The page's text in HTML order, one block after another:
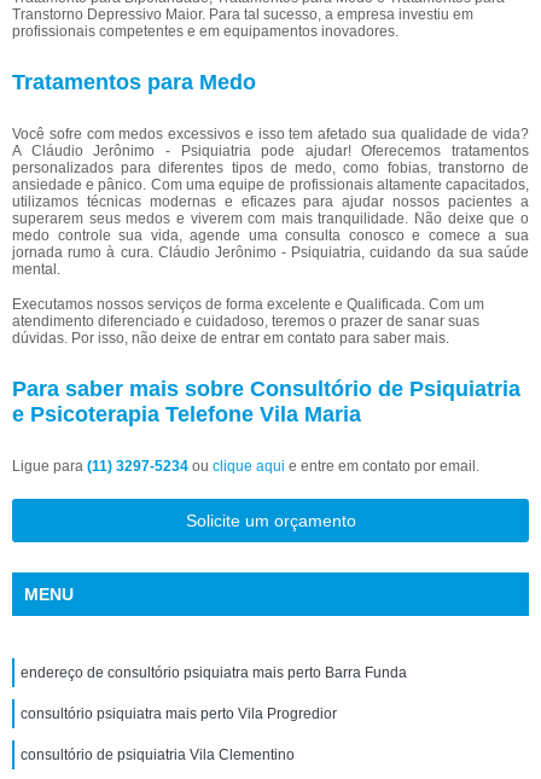
Transtorno Depressivo Maior. Para tal sucesso, a empresa investiu em
profissionais competentes e em equipamentos inovadores.
Tratamentos para Medo
Você sofre com medos excessivos e isso tem afetado sua qualidade de vida?
A Cláudio Jerônimo - Psiquiatria pode ajudar! Oferecemos tratamentos
personalizados para diferentes tipos de medo, como fobias, transtorno de
ansiedade e pânico. Com uma equipe de profissionais altamente capacitados,
utilizamos técnicas modernas e eficazes para ajudar nossos pacientes a
superarem seus medos e viverem com mais tranquilidade. Não deixe que o
medo controle sua vida, agende uma consulta conosco e comece a sua
jornada rumo à cura. Cláudio Jerônimo - Psiquiatria, cuidando da sua saúde
mental.
Executamos nossos serviços de forma excelente e Qualificada. Com um
atendimento diferenciado e cuidadoso, teremos o prazer de sanar suas
dúvidas. Por isso, não deixe de entrar em contato para saber mais.
Para saber mais sobre Consultório de Psiquiatria
e Psicoterapia Telefone Vila Maria
Ligue para (11) 3297-5234 ou clique aqui e entre em contato por email.
Solicite um orçamento
MENU
endereço de consultório psiquiatra mais perto Barra Funda
consultório psiquiatra mais perto Vila Progredior
consultório de psiquiatria Vila Clementino